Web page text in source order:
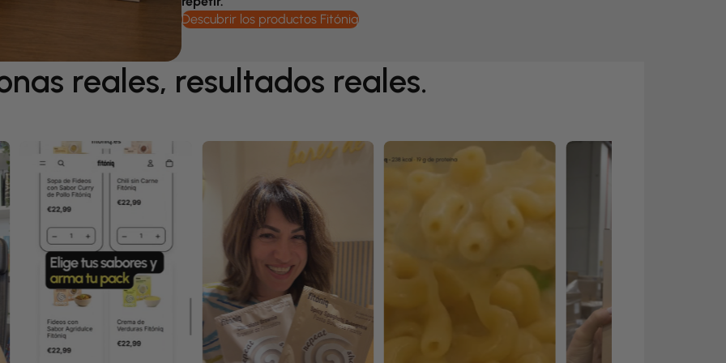
Descubrir los productos Fitóniq
reales, resultados reales.